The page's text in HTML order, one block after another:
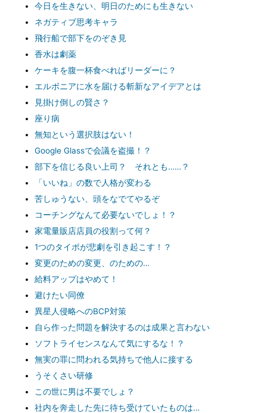
今日を生きない、明日のためにも生きない
ネガティブ思考キャラ
飛行船で部下をのぞき見
香水は劇薬
ケーキを腹一杯食べればリーダーに？
エルボニアに水を届ける斬新なアイデアとは
見掛け倒しの賢さ？
座り病
無知という選択肢はない！
Google Glassで会議を盗撮！？
部下を信じる良い上司？ それとも……？
「いいね」の数で人格が変わる
苦しゅうない、頭をなでてやるぞ
コーチングなんて必要ないでしょ！？
家電量販店店員の役割って何？
1つのタイポが悲劇を引き起こす！？
変更のための変更、のための…
給料アップはやめて！
避けたい同僚
異星人侵略へのBCP対策
自ら作った問題を解決するのは成果と言わない
ソフトライセンスなんて気にするな！？
無実の罪に問われる気持ちで他人に接する
うそくさい研修
この世に男は不要でしょ？
社内を奔走した先に待ち受けていたものは…